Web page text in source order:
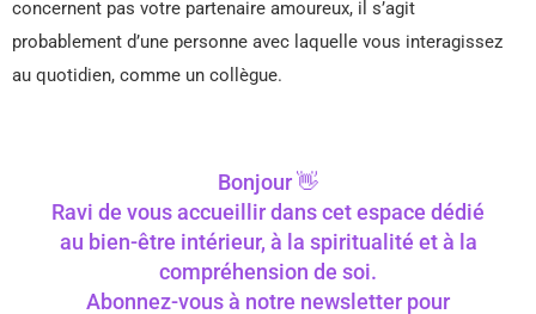
concernent pas votre partenaire amoureux, il s’agit
probablement d’une personne avec laquelle vous interagissez
au quotidien, comme un collègue.
Bonjour 👋
Ravi de vous accueillir dans cet espace dédié
au bien-être intérieur, à la spiritualité et à la
compréhension de soi.
Abonnez-vous à notre newsletter pour